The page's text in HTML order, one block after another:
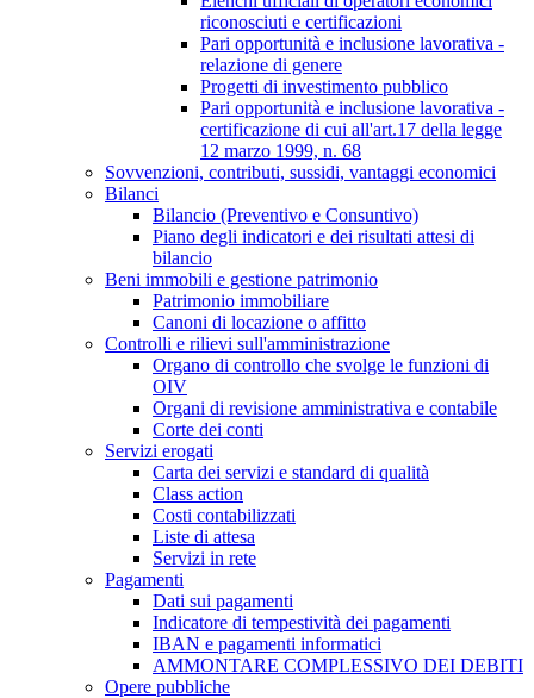
riconosciuti e certificazioni
Pari opportunità e inclusione lavorativa -
relazione di genere
Progetti di investimento pubblico
Pari opportunità e inclusione lavorativa -
certificazione di cui all'art.17 della legge
12 marzo 1999, n. 68
Sovvenzioni, contributi, sussidi, vantaggi economici
Bilanci
Bilancio (Preventivo e Consuntivo)
Piano degli indicatori e dei risultati attesi di
bilancio
Beni immobili e gestione patrimonio
Patrimonio immobiliare
Canoni di locazione o affitto
Controlli e rilievi sull'amministrazione
Organo di controllo che svolge le funzioni di
OIV
Organi di revisione amministrativa e contabile
Corte dei conti
Servizi erogati
Carta dei servizi e standard di qualità
Class action
Costi contabilizzati
Liste di attesa
Servizi in rete
Pagamenti
Dati sui pagamenti
Indicatore di tempestività dei pagamenti
IBAN e pagamenti informatici
AMMONTARE COMPLESSIVO DEI DEBITI
Opere pubbliche